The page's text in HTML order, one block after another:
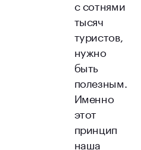
с сотнями
тысяч
туристов,
нужно
быть
полезным.
Именно
этот
принцип
наша